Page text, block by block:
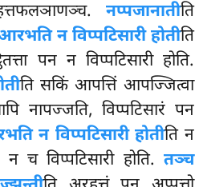
नप्पजानातीति
न विप्पटिसारी होतीति
पन न विप्पटिसारी होति.
ति सकिं आपत्तिं आपज्जित्वा
नापज्जति, विप्पटिसारं पन
न विप्पटिसारी होतीति न
विप्पटिसारी होति. तञ्च